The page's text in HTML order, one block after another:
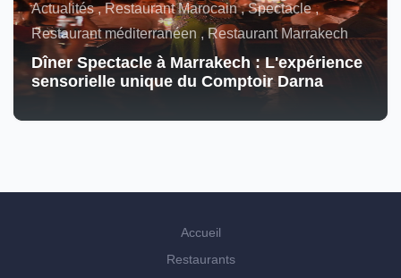
Actualités , Restaurant Marocain , Spectacle ,
Restaurant méditerranéen , Restaurant Marrakech
Dîner Spectacle à Marrakech : L'expérience
sensorielle unique du Comptoir Darna
Accueil
Restaurants